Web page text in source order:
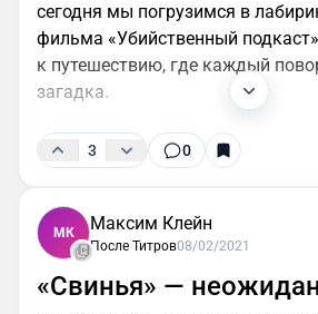
сегодня мы погрузимся в
фильма «Убийственный
к путешествию, где каждый
загадка.
3 0
МК Максим Клейн
После Титров08/02/2021
«Свинья» —